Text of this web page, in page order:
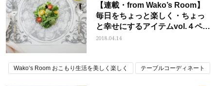
【連載・from Wako’s Room】
毎日をちょっと楽しく・ちょっ
と幸せにするアイテムvol.４ペー
パーランチョンマット
2018.04.14
Wako‘s Room おこもり生活を美しく楽しく テーブルコーディネート